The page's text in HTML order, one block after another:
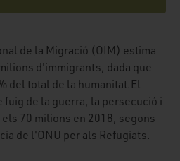
de la Migració (OIM) estima
d'immigrants, dada que
del total de la humanitat.El
fuig de la guerra, la persecució i
70 milions en 2018, segons
de l'ONU per als Refugiats.